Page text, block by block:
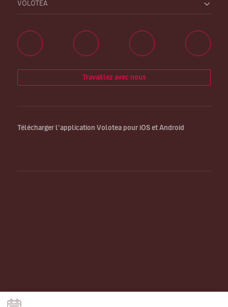
VOLOTEA
Travaillez avec nous
Télécharger l’application Volotea pour iOS et Android